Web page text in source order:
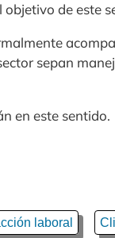
objetivo de este
sepan
en este sentido.
laboral